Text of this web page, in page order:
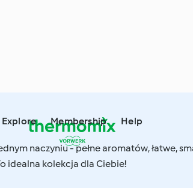
Explore Membership Help
naczyniu - pełne aromatów, łatwe,
idealna kolekcja dla Ciebie!